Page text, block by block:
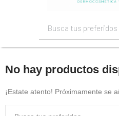
No hay productos
¡Estate atento! Próximamente se